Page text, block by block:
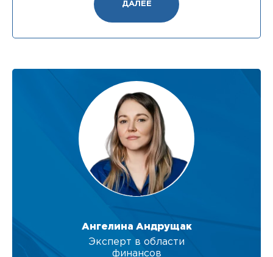
ДАЛЕЕ
Ангелина Андрущак
Эксперт в области
финансов